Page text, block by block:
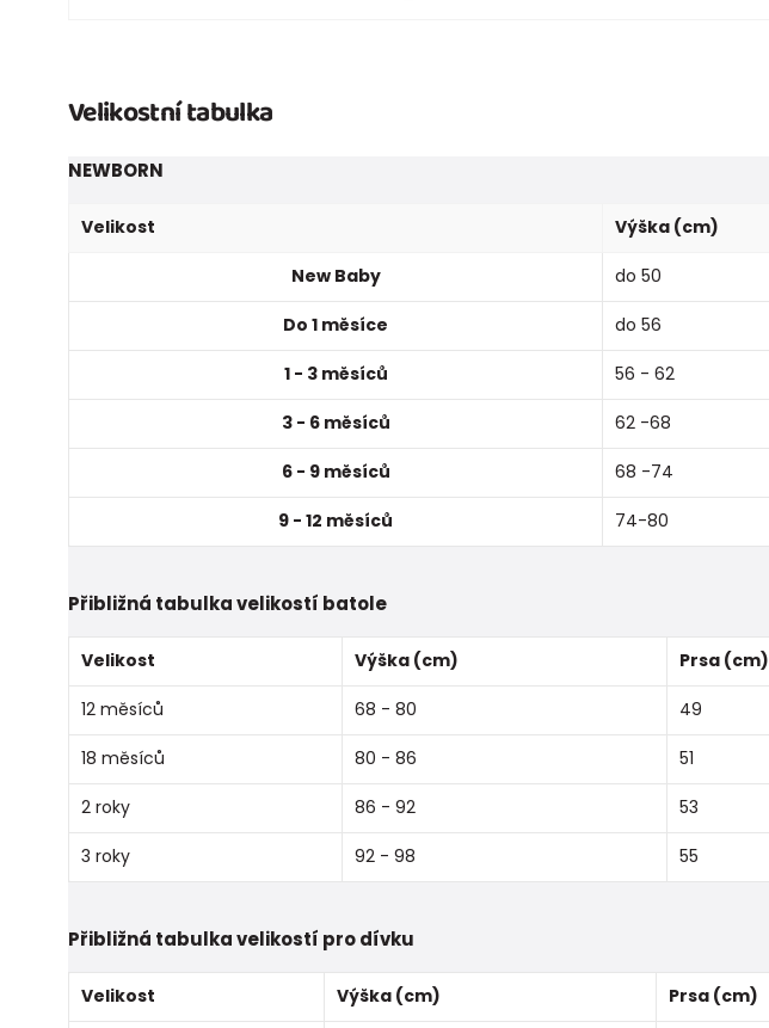
Velikostní tabulka
NEWBORN
Velikost Výška (cm)
New Baby do 50
Do 1 měsíce do 56
1 - 3 měsíců 56 - 62
3 - 6 měsíců 62 -68
6 - 9 měsíců 68 -74
9 - 12 měsíců 74-80
Přibližná tabulka velikostí batole
Velikost Výška (cm) Prsa (cm)
12 měsíců 68 - 80 49
18 měsíců 80 - 86 51
2 roky 86 - 92 53
3 roky 92 - 98 55
Přibližná tabulka velikostí pro dívku
Velikost Výška (cm) Prsa (cm)